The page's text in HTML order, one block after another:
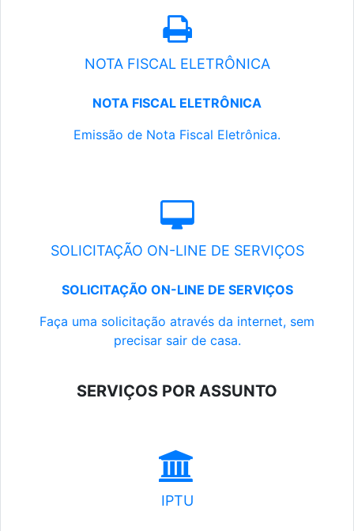
NOTA FISCAL ELETRÔNICA
NOTA FISCAL ELETRÔNICA
Emissão de Nota Fiscal Eletrônica.
SOLICITAÇÃO ON-LINE DE SERVIÇOS
SOLICITAÇÃO ON-LINE DE SERVIÇOS
Faça uma solicitação através da internet, sem
precisar sair de casa.
SERVIÇOS POR ASSUNTO
IPTU